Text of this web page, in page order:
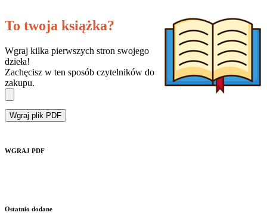
To twoja książka?
Wgraj kilka pierwszych stron swojego
dzieła!
Zachęcisz w ten sposób czytelników do
zakupu.
Wgraj plik PDF
WGRAJ PDF
Ostatnio dodane